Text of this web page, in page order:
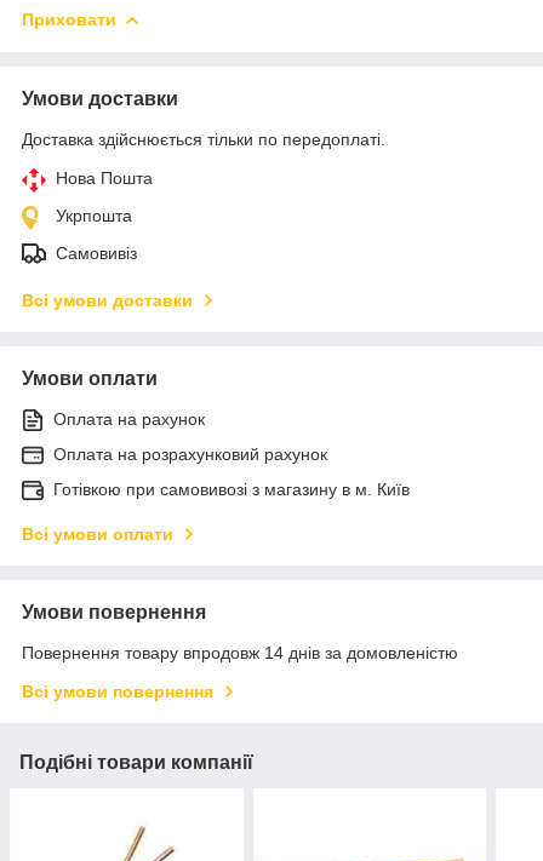
Приховати
Умови доставки
Доставка здійснюється тільки по передоплаті.
Нова Пошта
Укрпошта
Самовивіз
Всі умови доставки
Умови оплати
Оплата на рахунок
Оплата на розрахунковий рахунок
Готівкою при самовивозі з магазину в м. Київ
Всі умови оплати
Умови повернення
Повернення товару впродовж 14 днів за домовленістю
Всі умови повернення
Подібні товари компанії